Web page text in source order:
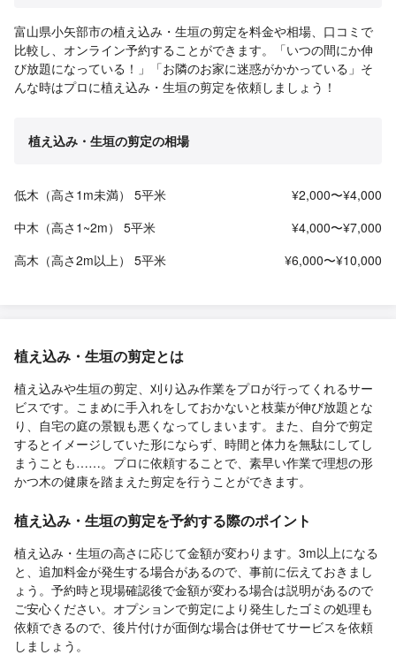
富山県小矢部市の植え込み・生垣の剪定を料金や相場、口コミで
比較し、オンライン予約することができます。「いつの間にか伸
び放題になっている！」「お隣のお家に迷惑がかかっている」そ
んな時はプロに植え込み・生垣の剪定を依頼しましょう！
植え込み・生垣の剪定の相場
低木（高さ1m未満） 5平米
¥2,000〜¥4,000
中木（高さ1~2m） 5平米
¥4,000〜¥7,000
高木（高さ2m以上） 5平米
¥6,000〜¥10,000
植え込み・生垣の剪定とは
植え込みや生垣の剪定、刈り込み作業をプロが行ってくれるサー
ビスです。こまめに手入れをしておかないと枝葉が伸び放題とな
り、自宅の庭の景観も悪くなってしまいます。また、自分で剪定
するとイメージしていた形にならず、時間と体力を無駄にしてし
まうことも……。プロに依頼することで、素早い作業で理想の形
かつ木の健康を踏まえた剪定を行うことができます。
植え込み・生垣の剪定を予約する際のポイント
植え込み・生垣の高さに応じて金額が変わります。3m以上になる
と、追加料金が発生する場合があるので、事前に伝えておきまし
ょう。予約時と現場確認後で金額が変わる場合は説明があるので
ご安心ください。オプションで剪定により発生したゴミの処理も
依頼できるので、後片付けが面倒な場合は併せてサービスを依頼
しましょう。